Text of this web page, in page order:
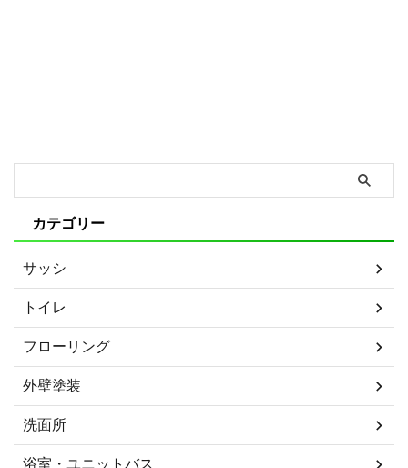
カテゴリー
サッシ
トイレ
フローリング
外壁塗装
洗面所
浴室・ユニットバス